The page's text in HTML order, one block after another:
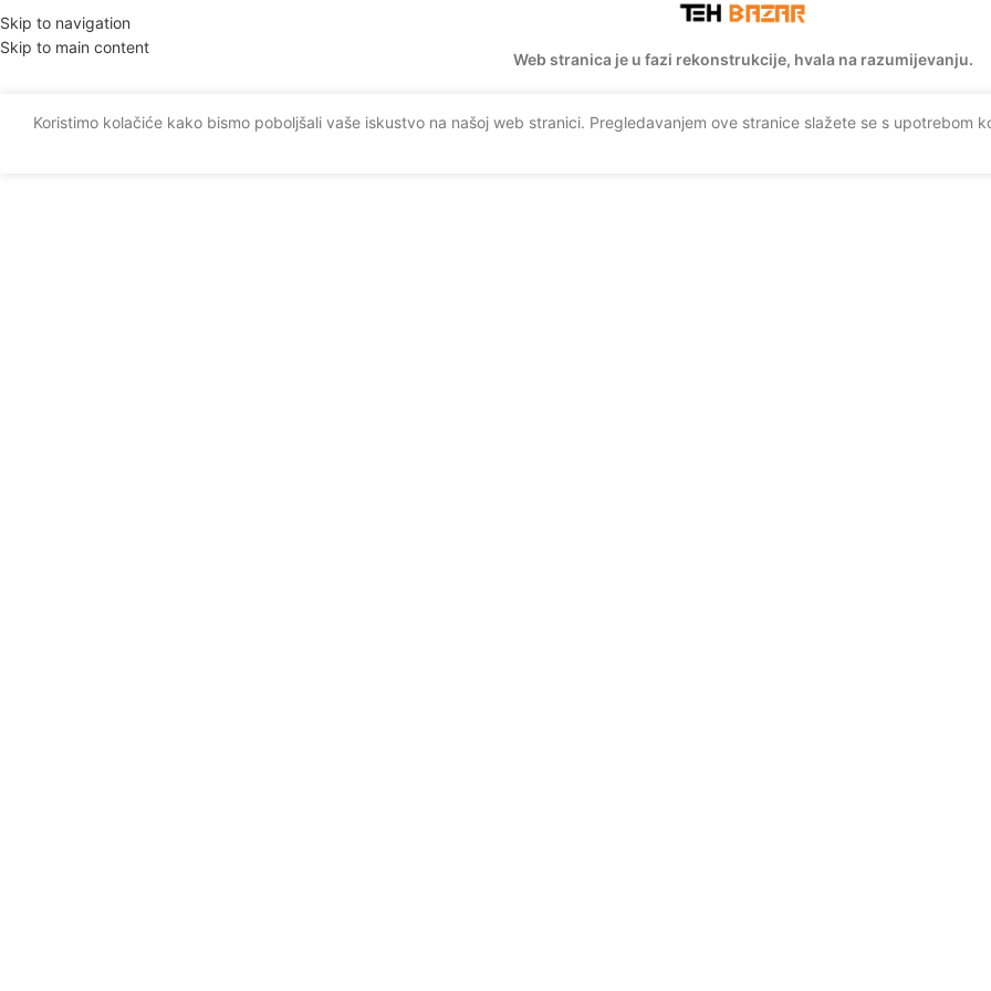
Skip to navigation
Skip to main content
Web stranica je u fazi rekonstrukcije, hvala na razumijevanju.
Koristimo kolačiće kako bismo poboljšali vaše iskustvo na našoj web stranici. Pregledavanjem ove stranice slažete se s upotrebom